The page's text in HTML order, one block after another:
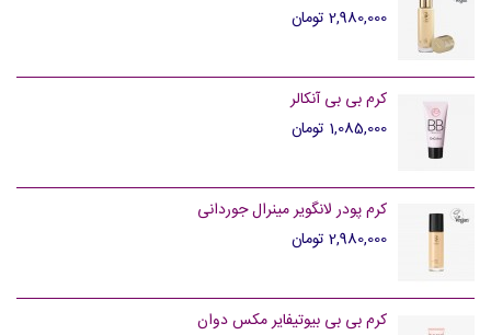
2,980,000 تومان
کرم بی بی آنکالر
1,085,000 تومان
کرم پودر لانگویر مینرال جوردانی
2,980,000 تومان
کرم بی بی بیوتیفایر مکس دوان